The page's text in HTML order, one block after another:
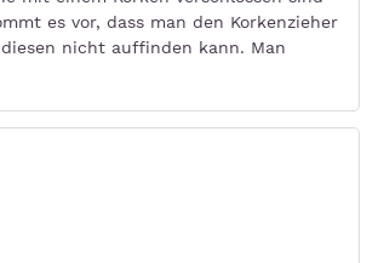
es vor, dass man den Korkenzieher
nicht auffinden kann. Man